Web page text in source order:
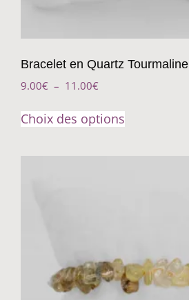
Bracelet en Quartz Tourmaline
9.00€ – 11.00€
Choix des options